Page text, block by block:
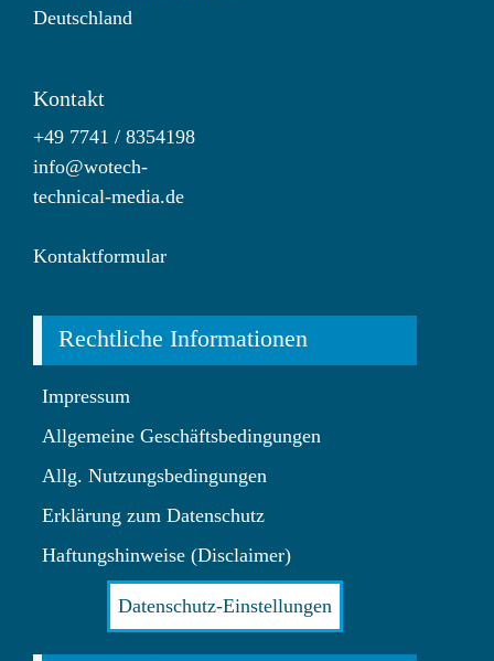
Deutschland
Kontakt
+49 7741 / 8354198
info@wotech-
technical-media.de
Kontaktformular
Rechtliche Informationen
Impressum
Allgemeine Geschäftsbedingungen
Allg. Nutzungsbedingungen
Erklärung zum Datenschutz
Haftungshinweise (Disclaimer)
Datenschutz-Einstellungen